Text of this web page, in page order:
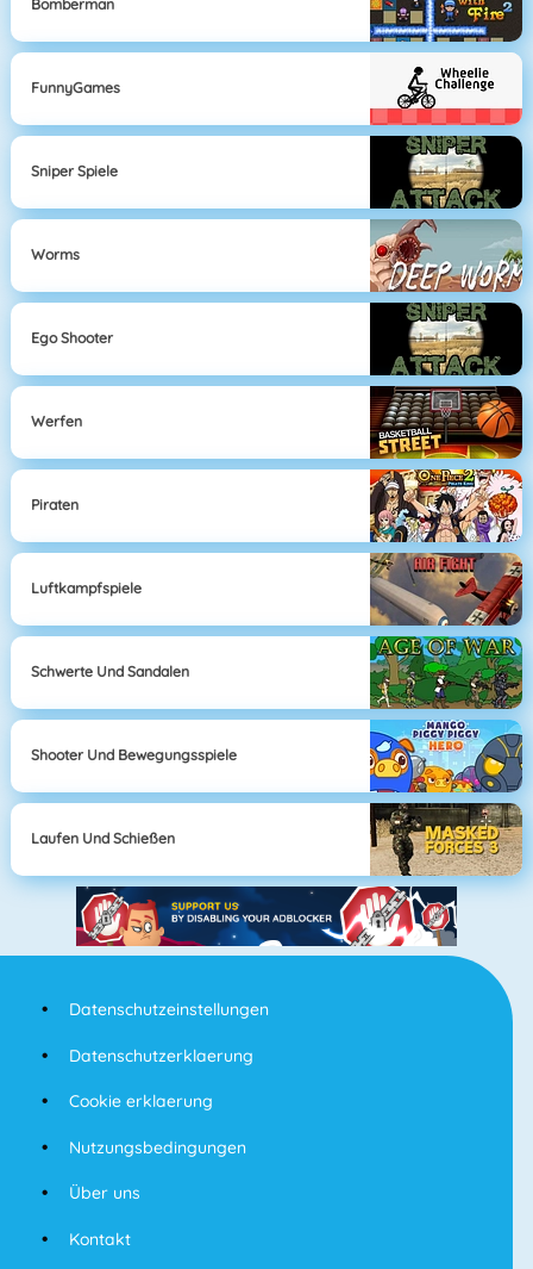
Bomberman
FunnyGames
Sniper Spiele
Worms
Ego Shooter
Werfen
Piraten
Luftkampfspiele
Schwerte Und Sandalen
Shooter Und Bewegungsspiele
Laufen Und Schießen
Datenschutzeinstellungen
Datenschutzerklaerung
Cookie erklaerung
Nutzungsbedingungen
Über uns
Kontakt